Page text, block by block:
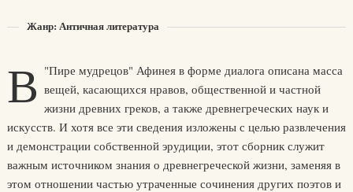
Жанр: Античная литература
В "Пире мудрецов" Афинея в форме диалога описана масса
вещей, касающихся нравов, общественной и частной
жизни древних греков, а также древнегреческих наук и
искусств. И хотя все эти сведения изложены с целью развлечения
и демонстрации собственной эрудиции, этот сборник служит
важным источником знания о древнегреческой жизни, заменяя в
этом отношении частью утраченные сочинения других поэтов и